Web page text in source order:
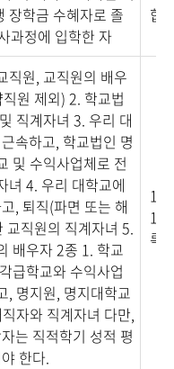
장학금 수혜자로 졸
과정에 입학한 자
합
직원, 교직원의 배우
원 제외) 2. 학교법
직계자녀 3. 우리 대
속하고, 학교법인 명
및 수익사업체로 전
녀 4. 우리 대학교에
, 퇴직(파면 또는 해
교직원의 직계자녀 5.
배우자 2종 1. 학교
급학교와 수익사업
, 명지원, 명지대학교
자와 직계자녀 다만,
는 직적학기 성적 평
한다.
1
록